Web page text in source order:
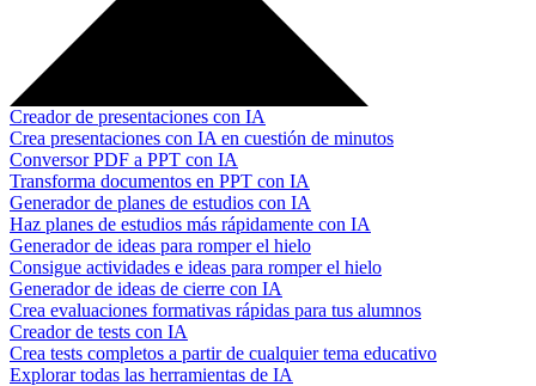
Creador de presentaciones con IA
Crea presentaciones con IA en cuestión de minutos
Conversor PDF a PPT con IA
Transforma documentos en PPT con IA
Generador de planes de estudios con IA
Haz planes de estudios más rápidamente con IA
Generador de ideas para romper el hielo
Consigue actividades e ideas para romper el hielo
Generador de ideas de cierre con IA
Crea evaluaciones formativas rápidas para tus alumnos
Creador de tests con IA
Crea tests completos a partir de cualquier tema educativo
Explorar todas las herramientas de IA